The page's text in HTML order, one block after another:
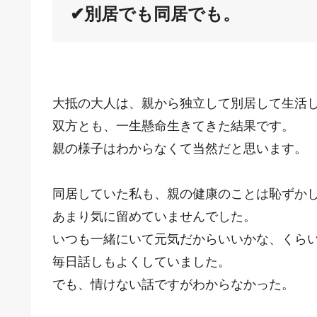
✔別居でも同居でも。
大抵の大人は、親から独立して別居して生活
双方とも、一生懸命生きてきた結果です。
親の様子はわからなくて当然だと思います。
同居していた私も、親の健康のことは恥ずか
あまり気に留めていませんでした。
いつも一緒にいて元気だからいいかな、くらい
毎日話しもよくしていました。
でも、情けない話ですがわからなかった。